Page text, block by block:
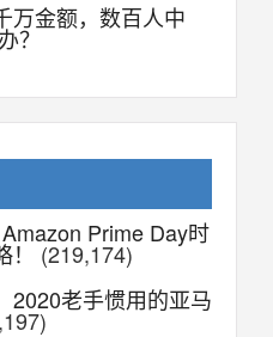
万金额，数百人中
？
Prime Day时
(219,174)
2020老手惯用的亚马